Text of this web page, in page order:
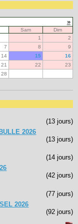
»
Sam
Dim
1
2
7 8
9
14 15
16
21 22
23
28
(13 jours)
2026
(13 jours)
(14 jours)
(42 jours)
(77 jours)
2026
(92 jours)